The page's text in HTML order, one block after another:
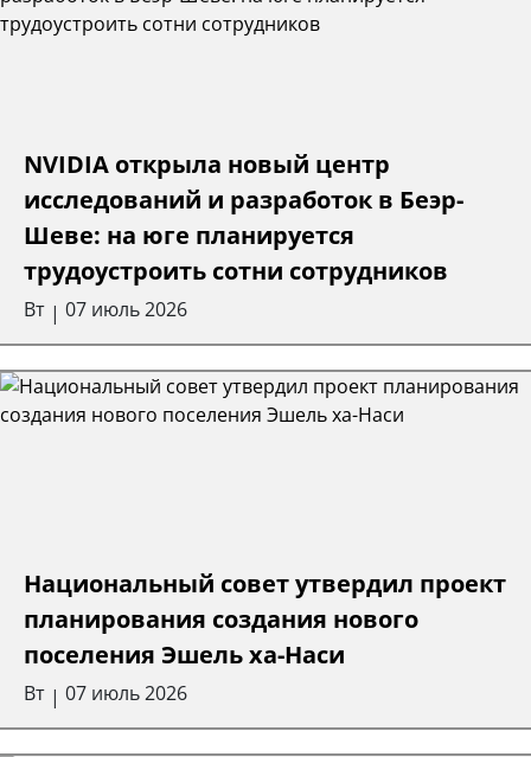
NVIDIA открыла новый центр
исследований и разработок в Беэр-
Шеве: на юге планируется
трудоустроить сотни сотрудников
Вт | 07 июль 2026
Национальный совет утвердил проект
планирования создания нового
поселения Эшель ха-Наси
Вт | 07 июль 2026